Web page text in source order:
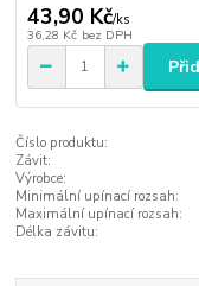
43,90 Kč/ks
36,28 Kč bez DPH
Číslo produktu:
Závit:
Výrobce:
Minimální upínací rozsah:
Maximální upínací rozsah:
Délka závitu: